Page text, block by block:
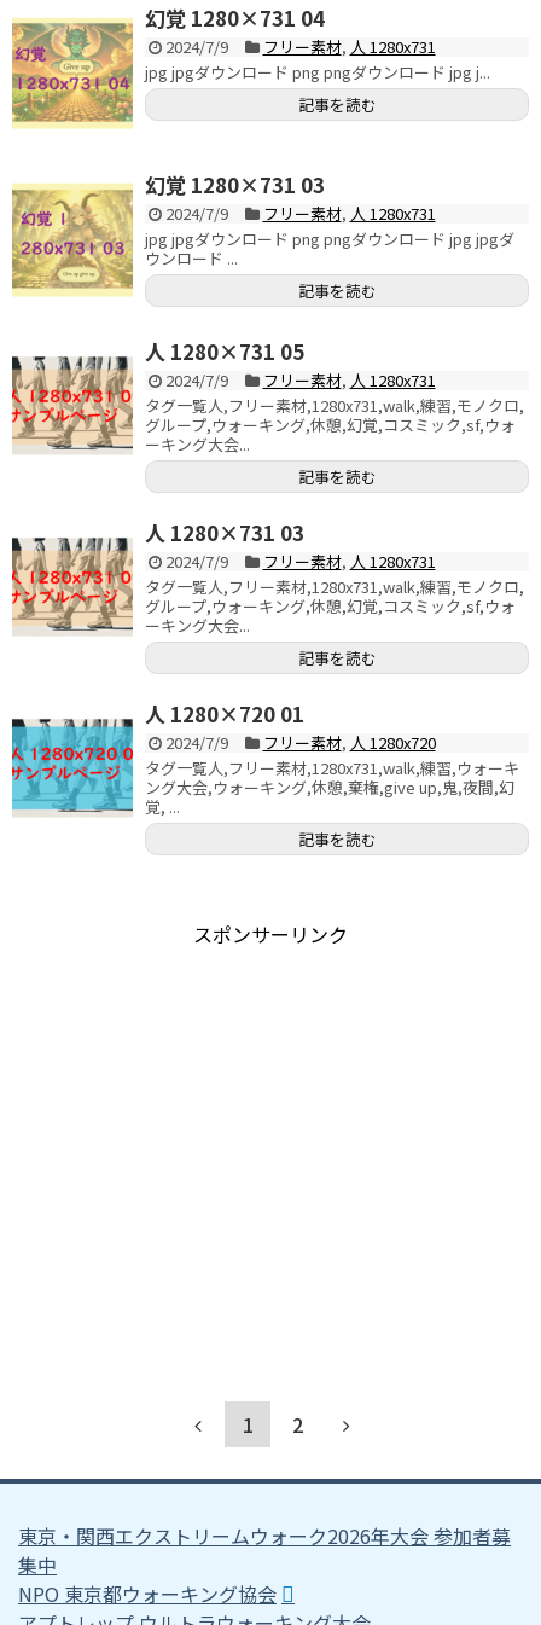
幻覚 1280×731 04
2024/7/9 フリー素材, 人 1280x731
jpg jpgダウンロード png pngダウンロード jpg j...
記事を読む
幻覚 1280×731 03
2024/7/9 フリー素材, 人 1280x731
jpg jpgダウンロード png pngダウンロード jpg jpgダ
ウンロード ...
記事を読む
人 1280×731 05
2024/7/9 フリー素材, 人 1280x731
タグ一覧人,フリー素材,1280x731,walk,練習,モノクロ,
グループ,ウォーキング,休憩,幻覚,コスミック,sf,ウォ
ーキング大会...
記事を読む
人 1280×731 03
2024/7/9 フリー素材, 人 1280x731
タグ一覧人,フリー素材,1280x731,walk,練習,モノクロ,
グループ,ウォーキング,休憩,幻覚,コスミック,sf,ウォ
ーキング大会...
記事を読む
人 1280×720 01
2024/7/9 フリー素材, 人 1280x720
タグ一覧人,フリー素材,1280x731,walk,練習,ウォーキ
ング大会,ウォーキング,休憩,棄権,give up,鬼,夜間,幻
覚, ...
記事を読む
スポンサーリンク
1 2
東京・関西エクストリームウォーク2026年大会 参加者募
集中
NPO 東京都ウォーキング協会